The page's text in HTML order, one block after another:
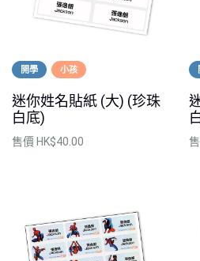
開學 小孩
迷你姓名貼紙 (大) (珍珠
白底)
售價 HK$40.00